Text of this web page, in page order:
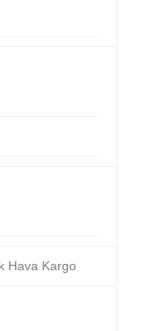
Hava Kargo